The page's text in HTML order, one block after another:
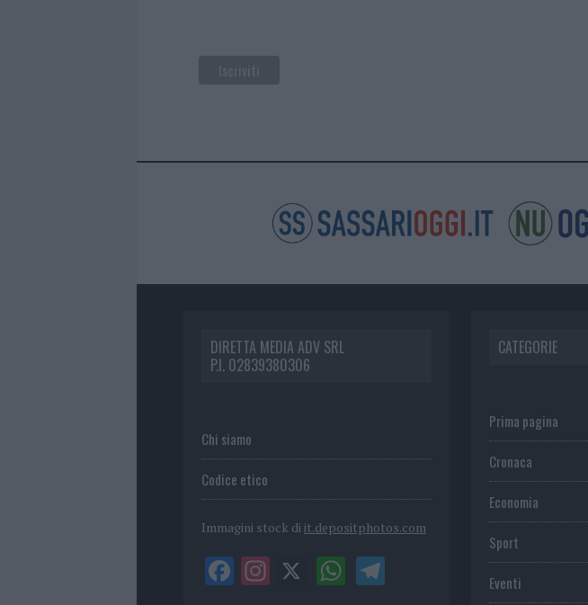
DIRETTA MEDIA ADV SRL
P.I. 02839380306
Chi siamo
Codice etico
Immagini stock di it.depositphotos.com
CATEGORIE
Prima pagina
Cronaca
Economia
Sport
Eventi